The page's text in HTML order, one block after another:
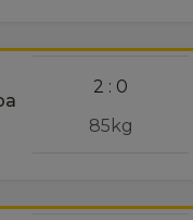
2 : 0
85kg